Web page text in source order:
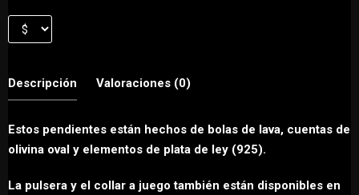
Descripción Valoraciones (0)
Estos pendientes están hechos de bolas de lava, cuentas de
olivina oval y elementos de plata de ley (925).
La pulsera y el collar a juego también están disponibles en